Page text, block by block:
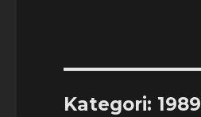
Kategori: 1989